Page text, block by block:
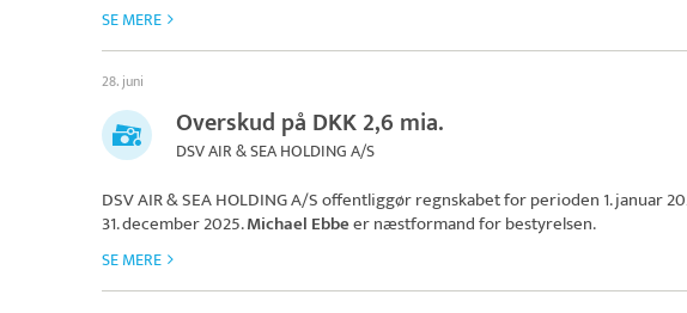
SE MERE
28. juni
Overskud på DKK 2,6 mia.
DSV AIR & SEA HOLDING A/S
DSV AIR & SEA HOLDING A/Soffentliggør regnskabet for perioden 1. januar
31. december 2025.Michael Ebbeer næstformand for bestyrelsen.
SE MERE